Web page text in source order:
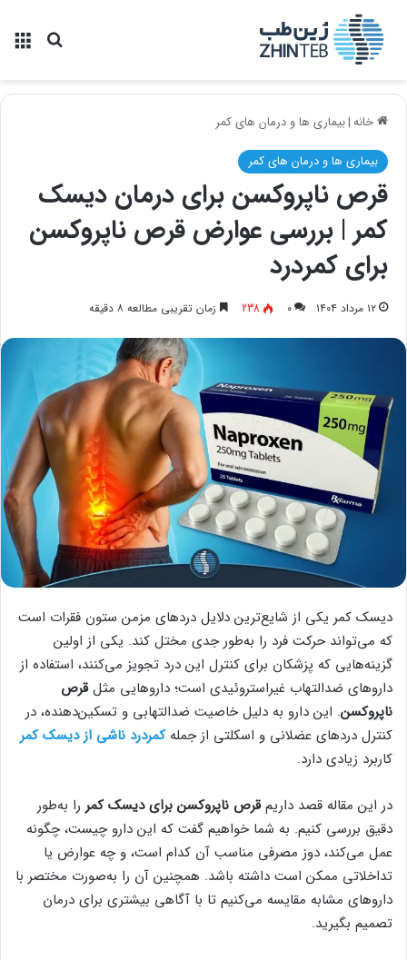
خانه|بیماری ها و درمان های کمر
بیماری ها و درمان های کمر
قرص ناپروکسن برای درمان دیسک
کمر | بررسی عوارض قرص ناپروکسن
برای کمردرد
۱۲ مرداد ۱۴۰۴ ۰ 238 زمان تقریبی مطالعه ۸ دقیقه
دیسک کمر یکی از شایع‌ترین دلایل دردهای مزمن ستون فقرات است
که می‌تواند حرکت فرد را به‌طور جدی مختل کند. یکی از اولین
گزینه‌هایی که پزشکان برای کنترل این درد تجویز می‌کنند، استفاده از
داروهای ضدالتهاب غیراستروئیدی است؛ داروهایی مثلقرص
ناپروکسن. این دارو به دلیل خاصیت ضدالتهابی و تسکین‌دهنده، در
کنترل دردهای عضلانی و اسکلتی از جملهکمردرد ناشی از دیسک کمر
کاربرد زیادی دارد.
در این مقاله قصد داریمقرص ناپروکسن برای دیسک کمر را به‌طور
دقیق بررسی کنیم. به شما خواهیم گفت که این دارو چیست، چگونه
عمل می‌کند، دوز مصرفی مناسب آن کدام است، و چه عوارض یا
تداخلاتی ممکن است داشته باشد. همچنین آن را به‌صورت مختصر با
داروهای مشابه مقایسه می‌کنیم تا با آگاهی بیشتری برای درمان
تصمیم بگیرید.